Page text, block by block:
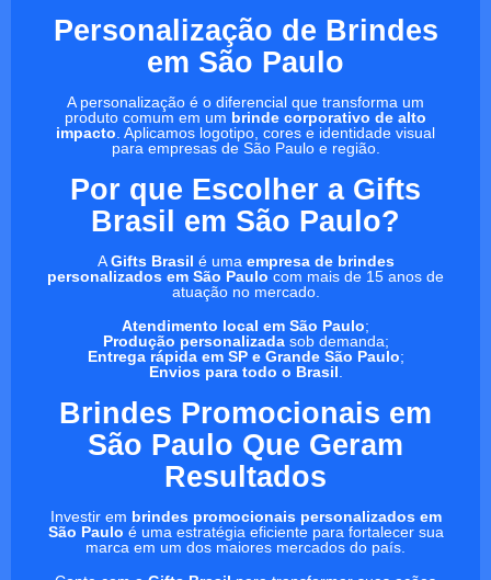
Personalização de Brindes
em São Paulo
A personalização é o diferencial que transforma um
produto comum em um brinde corporativo de alto
impacto . Aplicamos logotipo, cores e identidade visual
para empresas de São Paulo e região.
Por que Escolher a Gifts
Brasil em São Paulo?
AGifts Brasil é uma empresa de brindes
personalizados em São Paulo com mais de 15 anos de
atuação no mercado.
Atendimento local em São Paulo;
Produção personalizadasob demanda;
Entrega rápida em SP e Grande São Paulo;
Envios para todo o Brasil
Brindes Promocionais em
São Paulo Que Geram
Resultados
Investir em brindes promocionais personalizados em
São Paulo é uma estratégia eficiente para fortalecer sua
marca em um dos maiores mercados do país.